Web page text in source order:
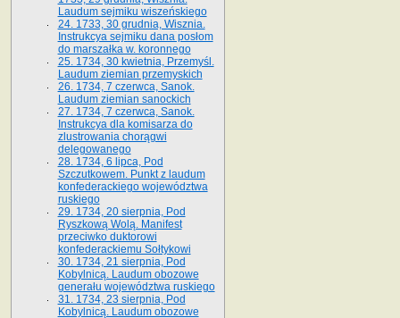
Laudum sejmiku wiszeńskiego
24. 1733, 30 grudnia, Wisznia.
Instrukcya sejmiku dana posłom
do marszałka w. koronnego
25. 1734, 30 kwietnia, Przemyśl.
Laudum ziemian przemyskich
26. 1734, 7 czerwca, Sanok.
Laudum ziemian sanockich
27. 1734, 7 czerwca, Sanok.
Instrukcya dla komisarza do
zlustrowania chorągwi
delegowanego
28. 1734, 6 lipca, Pod
Szczutkowem. Punkt z laudum
konfederackiego województwa
ruskiego
29. 1734, 20 sierpnia, Pod
Ryszkową Wolą. Manifest
przeciwko duktorowi
konfederackiemu Sołtykowi
30. 1734, 21 sierpnia, Pod
Kobylnicą. Laudum obozowe
generału województwa ruskiego
31. 1734, 23 sierpnia, Pod
Kobylnicą. Laudum obozowe